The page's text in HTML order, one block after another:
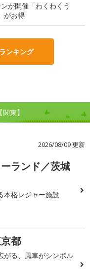
が開催「わくわくう
がお得
ンキング
東】
2026/08/09 更新
ランド／茨城
本格レジャー施設
都
がる、風車がシンボル